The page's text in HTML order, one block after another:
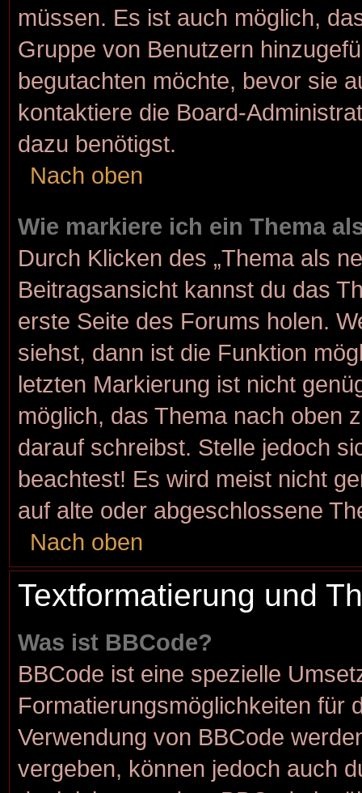
müssen. Es ist auch möglich,
Gruppe von Benutzern
begutachten möchte, bevor sie
kontaktiere die Board-
dazu benötigst.
Nach oben
Wie markiere ich ein Thema
Durch Klicken des „Thema als
Beitragsansicht kannst du das
erste Seite des Forums holen.
siehst, dann ist die Funktion
letzten Markierung ist nicht
möglich, das Thema nach oben
darauf schreibst. Stelle jedoch
beachtest! Es wird meist nicht
auf alte oder abgeschlossene
Nach oben
Textformatierung und
Was ist BBCode?
BBCode ist eine spezielle
Formatierungsmöglichkeiten für
Verwendung von BBCode
vergeben, können jedoch auch